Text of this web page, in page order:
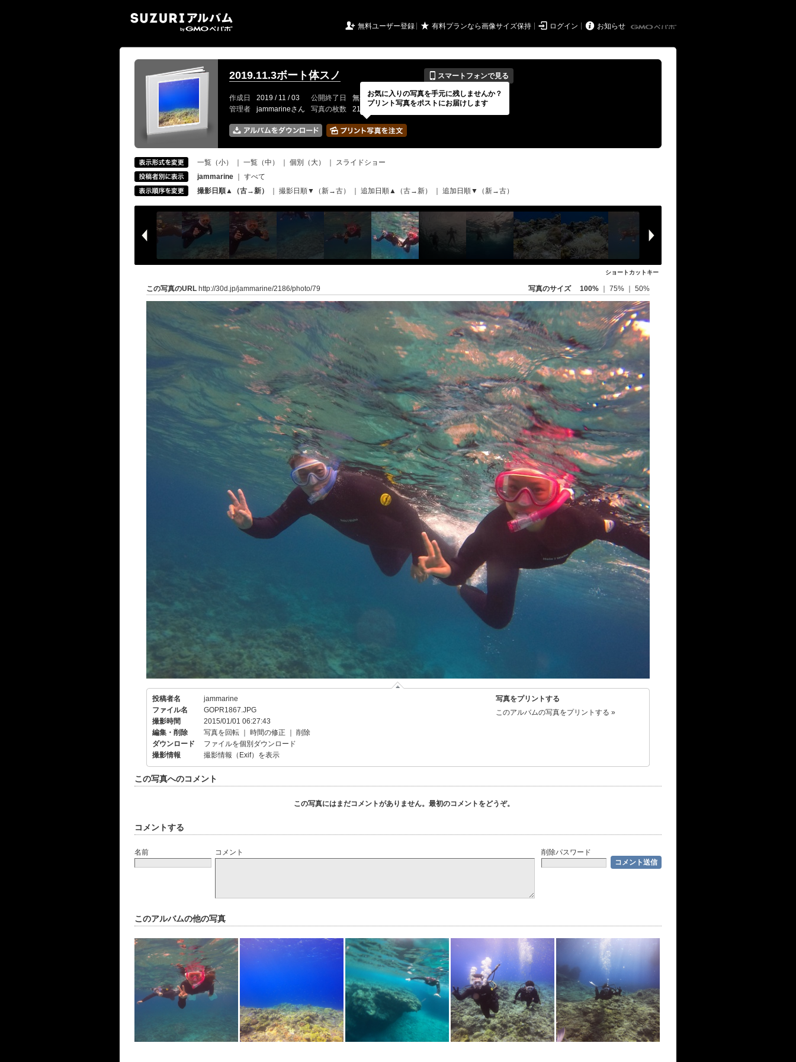
 無料ユーザー登録 ★ 有料プランなら画像サイズ保持  ログイン  お知らせ
2019.11.3ボート体スノ 📱 スマートフォンで見る
作成日 2019 / 11 / 03 公開終了日 無期限 イベントの期間
---
管理者
jammarineさん 写真の枚数 218 / 2000枚
一覧（小） 一覧（中） 個別（大）
スライドショー
jammarine
すべて
撮影日順▲（古→新）
撮影日順▼（新→古） 追加日順▲（古→新） 追加日順▼（新→古）
ショートカットキー
この写真のURL http://30d.jp/jammarine/2186/photo/79 写真のサイズ 100% 75% 50%
投稿者名
jammarine
ファイル名
GOPR1867.JPG
撮影時間
2015/01/01 06:27:43
編集・削除
写真を回転 時間の修正
削除
ダウンロード
ファイルを個別ダウンロード
撮影情報
撮影情報（Exif）を表示
写真をプリントする
このアルバムの写真をプリントする »
この写真へのコメント
この写真にはまだコメントがありません。最初のコメントをどうぞ。
コメントする
名前 コメント 削除パスワード
このアルバムの他の写真
お気に入りの写真を手元に残しませんか？
プリント写真をポストにお届けします